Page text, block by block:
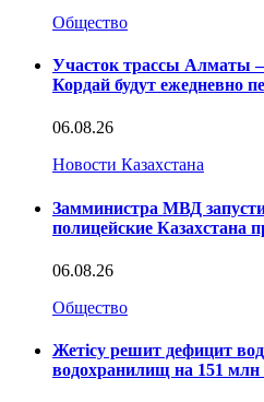
Общество
Участок трассы Алматы
Кордай будут ежедневно
06.08.26
Новости Казахстана
Замминистра МВД
полицейские Казахстана
06.08.26
Общество
Жетісу решит дефицит
водохранилищ на 151 млн